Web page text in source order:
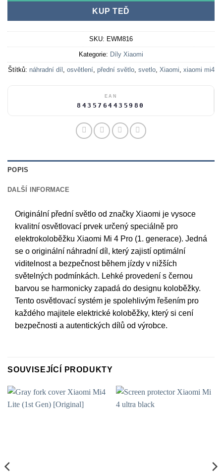
KUP TEĎ
SKU: EWM816
Kategorie: Díly Xiaomi
Štítků: náhradní díl , osvětlení, přední světlo, svetlo, Xiaomi, xiaomi mi4
EAN
8435764435980
POPIS
DALŠÍ INFORMACE
Originální přední světlo od značky Xiaomi je vysoce
kvalitní osvětlovací prvek určený speciálně pro
elektrokoloběžku Xiaomi Mi 4 Pro (1. generace). Jedná
se o originální náhradní díl, který zajistí optimální
viditelnost a bezpečnost během jízdy v nižších
světelných podmínkách. Lehké provedení s černou
barvou se harmonicky zapadá do designu koloběžky.
Tento osvětlovací systém je spolehlivým řešením pro
každého majitele elektrické koloběžky, který si cení
bezpečnosti a autentických dílů od výrobce.
SOUVISEJÍCÍ PRODUKTY